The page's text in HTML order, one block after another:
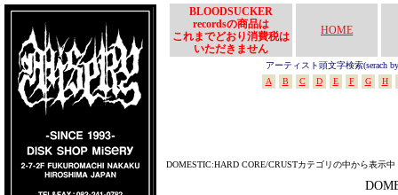
BLOODSUCKER
recordsの商品は
これまでどおり消費税は
いただきません
HOME
アーティスト頭文字検索(serach
A
B C D E F G H
DOMESTIC:HARD CORE/CRUSTカテゴリの中から表示中